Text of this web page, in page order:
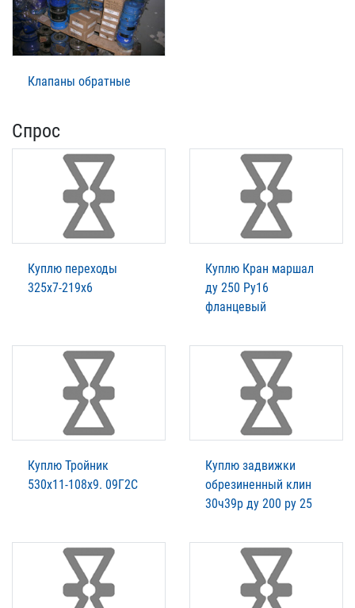
Клапаны обратные
Спрос
Куплю переходы
325х7-219х6
Куплю Кран маршал
ду 250 Ру16
фланцевый
Куплю Тройник
530х11-108х9. 09Г2С
Куплю задвижки
обрезиненный клин
30ч39р ду 200 ру 25